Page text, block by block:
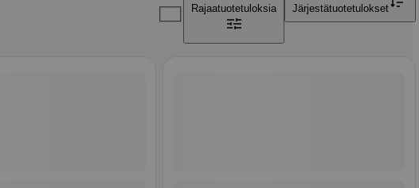
Rajaatuotetuloksia Järjestätuotetulokset